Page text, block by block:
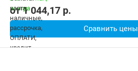
Ширина: 59.5 см
от1 044,17 p.
Сравнить цены